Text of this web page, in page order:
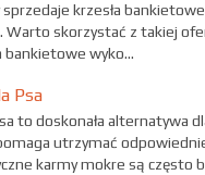
krzesła
Warto skorzystać z takiej
bankietowe wyko...
Psa
to doskonała alternatywa
utrzymać
karmy mokre są często